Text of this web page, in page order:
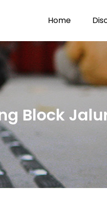
Home
Block